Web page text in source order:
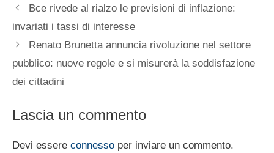
Bce rivede al rialzo le previsioni di inflazione:
invariati i tassi di interesse
Renato Brunetta annuncia rivoluzione nel settore
pubblico: nuove regole e si misurerà la soddisfazione
dei cittadini
Lascia un commento
Devi essere connesso per inviare un commento.